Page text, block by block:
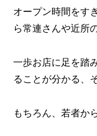
オープン時間をす
ら常連さんや近所
一歩お店に足を踏
ることが分かる、
もちろん、若者か